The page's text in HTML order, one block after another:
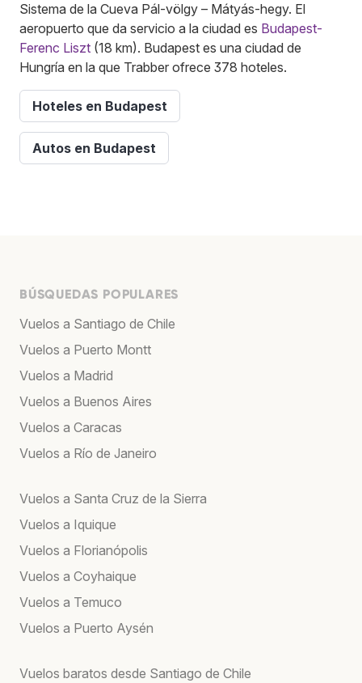
Sistema de la Cueva Pál-völgy – Mátyás-hegy. El
aeropuerto que da servicio a la ciudad es Budapest-
Ferenc Liszt (18 km). Budapest es una ciudad de
Hungría en la que Trabber ofrece 378 hoteles.
Hoteles en Budapest
Autos en Budapest
BÚSQUEDAS POPULARES
Vuelos a Santiago de Chile
Vuelos a Puerto Montt
Vuelos a Madrid
Vuelos a Buenos Aires
Vuelos a Caracas
Vuelos a Río de Janeiro
Vuelos a Santa Cruz de la Sierra
Vuelos a Iquique
Vuelos a Florianópolis
Vuelos a Coyhaique
Vuelos a Temuco
Vuelos a Puerto Aysén
Vuelos baratos desde Santiago de Chile